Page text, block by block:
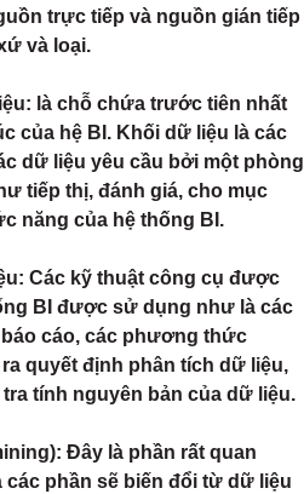
trực tiếp và nguồn gián tiếp
và loại.
là chỗ chứa trước tiên nhất
của hệ BI. Khối dữ liệu là các
dữ liệu yêu cầu bởi một phòng
tiếp thị, đánh giá, cho mục
năng của hệ thống BI.
Các kỹ thuật công cụ được
BI được sử dụng như là các
cáo, các phương thức
quyết định phân tích dữ liệu,
tính nguyên bản của dữ liệu.
Đây là phần rất quan
phần sẽ biến đổi từ dữ liệu